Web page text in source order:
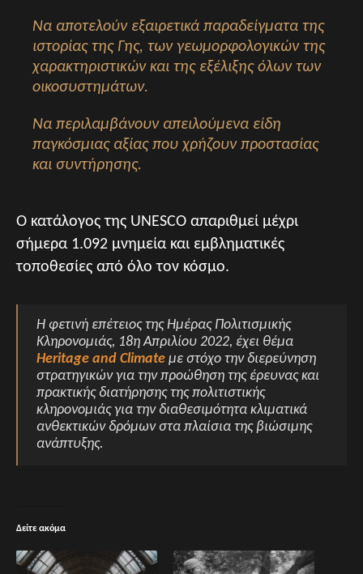
Να αποτελούν εξαιρετικά παραδείγματα της
ιστορίας της Γης, των γεωμορφολογικών της
χαρακτηριστικών και της εξέλιξης όλων των
οικοσυστημάτων.
Να περιλαμβάνουν απειλούμενα είδη
παγκόσμιας αξίας που χρήζουν προστασίας
και συντήρησης.
Ο κατάλογος της UNESCO απαριθμεί μέχρι
σήμερα 1.092 μνημεία και εμβληματικές
τοποθεσίες από όλο τον κόσμο.
Η φετινή επέτειος της Ημέρας Πολιτισμικής
Κληρονομιάς, 18η Απριλίου 2022, έχει θέμα
Heritage and Climate με στόχο την διερεύνηση
στρατηγικών για την προώθηση της έρευνας και
πρακτικής διατήρησης της πολιτιστικής
κληρονομιάς για την διαθεσιμότητα κλιματικά
ανθεκτικών δρόμων στα πλαίσια της βιώσιμης
ανάπτυξης.
Δείτε ακόμα